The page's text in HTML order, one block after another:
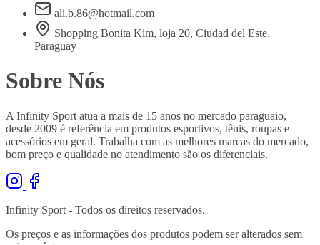
ali.b.86@hotmail.com
Shopping Bonita Kim, loja 20, Ciudad del Este,
Paraguay
Sobre Nós
A Infinity Sport atua a mais de 15 anos no mercado paraguaio,
desde 2009 é referência em produtos esportivos, tênis, roupas e
acessórios em geral. Trabalha com as melhores marcas do mercado,
bom preço e qualidade no atendimento são os diferenciais.
Infinity Sport - Todos os direitos reservados.
Os preços e as informações dos produtos podem ser alterados sem